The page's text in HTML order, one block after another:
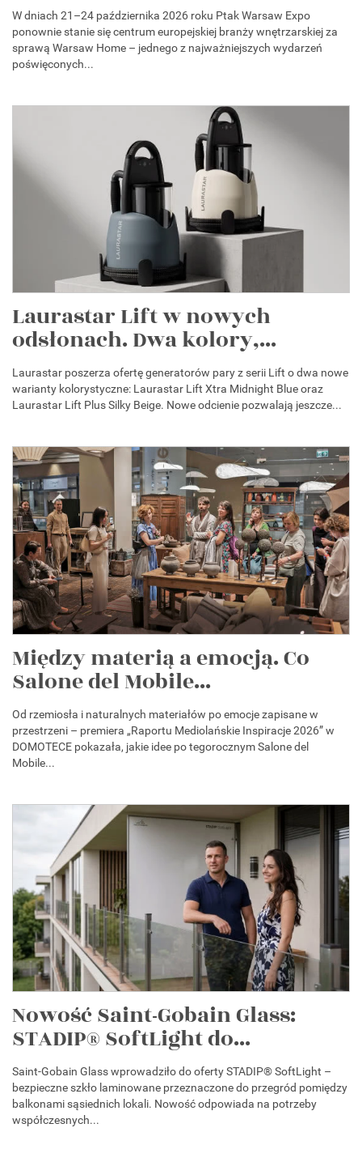
W dniach 21–24 października 2026 roku Ptak Warsaw Expo
ponownie stanie się centrum europejskiej branży wnętrzarskiej za
sprawą Warsaw Home – jednego z najważniejszych wydarzeń
poświęconych...
Laurastar Lift w nowych
odsłonach. Dwa kolory,...
Laurastar poszerza ofertę generatorów pary z serii Lift o dwa nowe
warianty kolorystyczne: Laurastar Lift Xtra Midnight Blue oraz
Laurastar Lift Plus Silky Beige. Nowe odcienie pozwalają jeszcze...
Między materią a emocją. Co
Salone del Mobile...
Od rzemiosła i naturalnych materiałów po emocje zapisane w
przestrzeni – premiera „Raportu Mediolańskie Inspiracje 2026” w
DOMOTECE pokazała, jakie idee po tegorocznym Salone del
Mobile...
Nowość Saint-Gobain Glass:
STADIP® SoftLight do...
Saint-Gobain Glass wprowadziło do oferty STADIP® SoftLight –
bezpieczne szkło laminowane przeznaczone do przegród pomiędzy
balkonami sąsiednich lokali. Nowość odpowiada na potrzeby
współczesnych...